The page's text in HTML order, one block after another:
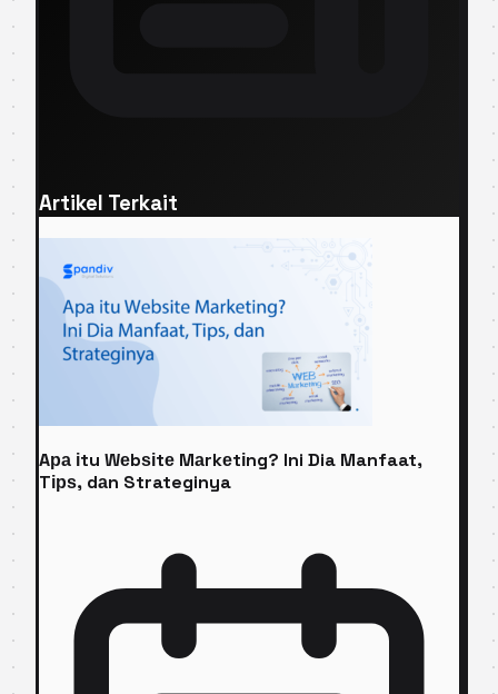
Artikel Terkait
Aра іtu Wеbѕіtе Mаrkеtіng? Ini Dia Manfaat,
Tірѕ, dаn Strateginya